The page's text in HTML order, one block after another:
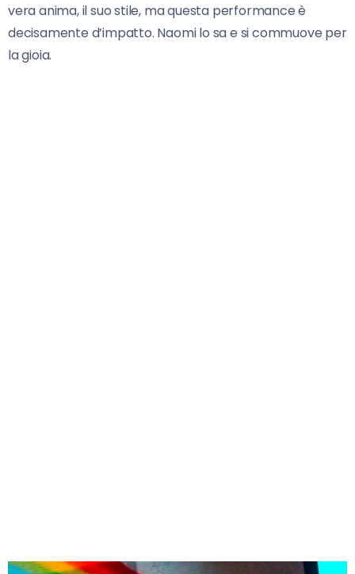
vera anima, il suo stile, ma questa performance è
decisamente d’impatto. Naomi lo sa e si commuove per
la gioia.